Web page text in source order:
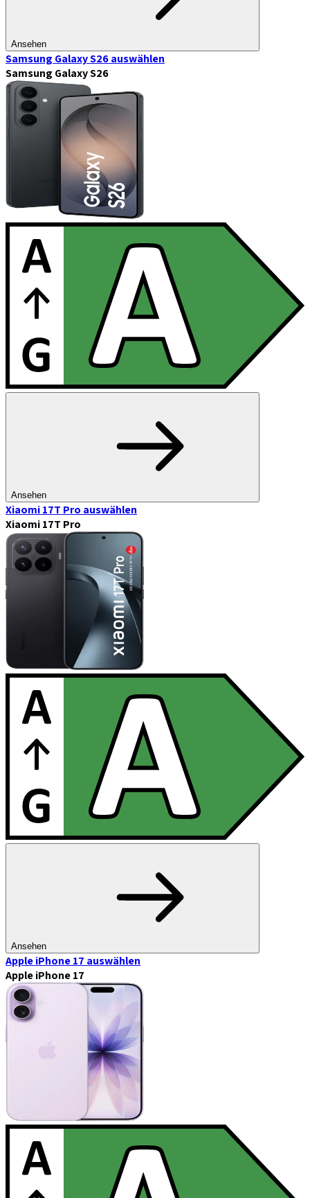
Ansehen
Samsung Galaxy S26auswählen
Samsung Galaxy S26
Ansehen
Xiaomi 17T Pro auswählen
Xiaomi 17T Pro
Ansehen
Apple iPhone 17 auswählen
Apple iPhone 17